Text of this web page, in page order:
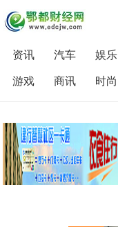
资讯 汽车 娱乐
游戏
商讯 时尚